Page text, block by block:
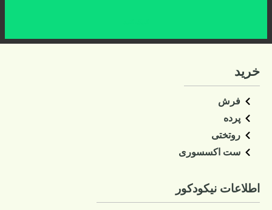
خرید
فرش
پرده
روتختی
ست اکسسوری
اطلاعات نیکودکور